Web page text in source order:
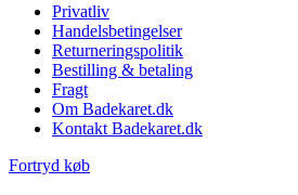
Privatliv
Handelsbetingelser
Returneringspolitik
Bestilling & betaling
Fragt
Om Badekaret.dk
Kontakt Badekaret.dk
Fortryd køb